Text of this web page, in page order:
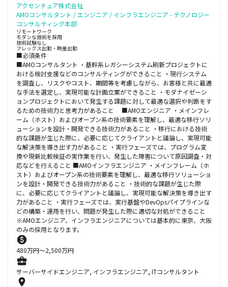
アクセンチュア株式会社
AMOコンサルタント / エンジニア / インフラエンジニア - テクノロジー
コンサルティング本部
リモートワーク
モダンな技術を採用
技術試験なし
フレックス出勤・時差出勤
■必須条件
■AMOコンサルタント ・基幹系レガシーシステム刷新プロジェクトに
おける検討支援などのコンサルティングができること ・現行システム
を調査し、リスクやコスト、期間等を考慮しながら、お客様と共に最適
な手法を選定し、実現可能な計画立案ができること ・モダナイゼーシ
ョンプロジェクトにおいて発生する課題に対して最適な選択や判断をす
るための技術力と思考力があること ■AMOエンジニア ・メインフレ
ーム（ホスト）およびオープン系の技術要素を理解し、最適な移行ソリ
ューションを設計・開発できる技術力があること ・移行における技術
的な課題が生じた際に、必要に応じてクライアントと議論し、実現可能
な解決策を導き出す力があること ・実行フェーズでは、プログラム変
換や現新比較検証の実作業を行い、発生した障害について原因調査・対
応などを行えること ■AMOインフラエンジニア ・メインフレーム（ホ
スト）およびオープン系の技術要素を理解し、最適な移行ソリューショ
ンを設計・開発できる技術力があること ・技術的な課題が生じた際
に、必要に応じてクライアントと議論し、実現可能な解決策を導き出す
力があること ・実行フェーズでは、実行基盤やDevOpsパイプラインな
どの構築・運用を行い、問題が発生した際に適切な対処ができること
※AMOエンジニア、インフラエンジニアについては基本的に東京、大阪
のみの採用となります。
480万円〜2,500万円
サーバーサイドエンジニア, インフラエンジニア, ITコンサルタント